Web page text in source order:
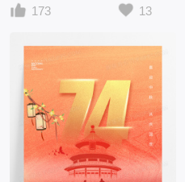
173
13